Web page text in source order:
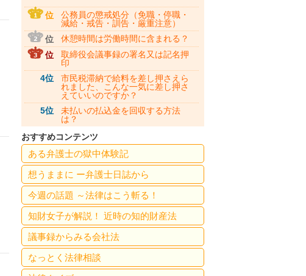
位
公務員の懲戒処分（免職・停職・
減給・戒告・訓告・厳重注意）
位
休憩時間は労働時間に含まれる？
位
取締役会議事録の署名又は記名押
印
4位
市民税滞納で給料を差し押さえら
れました、こんな一気に差し押さ
えていいのですか？
5位
未払いの払込金を回収する方法
は？
おすすめコンテンツ
ある弁護士の獄中体験記
想うままに ー弁護士日誌から
今週の話題 ～法律はこう斬る！
知財女子が解説！ 近時の知的財産法
議事録からみる会社法
なっとく法律相談